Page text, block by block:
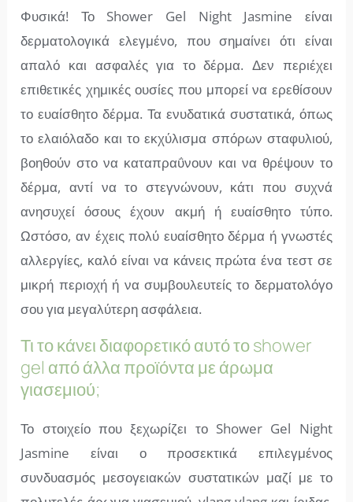
Φυσικά! Το Shower Gel Night Jasmine είναι
δερματολογικά ελεγμένο, που σημαίνει ότι είναι
απαλό και ασφαλές για το δέρμα. Δεν περιέχει
επιθετικές χημικές ουσίες που μπορεί να ερεθίσουν
το ευαίσθητο δέρμα. Τα ενυδατικά συστατικά, όπως
το ελαιόλαδο και το εκχύλισμα σπόρων σταφυλιού,
βοηθούν στο να καταπραΰνουν και να θρέψουν το
δέρμα, αντί να το στεγνώνουν, κάτι που συχνά
ανησυχεί όσους έχουν ακμή ή ευαίσθητο τύπο.
Ωστόσο, αν έχεις πολύ ευαίσθητο δέρμα ή γνωστές
αλλεργίες, καλό είναι να κάνεις πρώτα ένα τεστ σε
μικρή περιοχή ή να συμβουλευτείς το δερματολόγο
σου για μεγαλύτερη ασφάλεια.
Τι το κάνει διαφορετικό αυτό το shower
gel από άλλα προϊόντα με άρωμα
γιασεμιού;
Το στοιχείο που ξεχωρίζει το Shower Gel Night
Jasmine είναι ο προσεκτικά επιλεγμένος
συνδυασμός μεσογειακών συστατικών μαζί με το